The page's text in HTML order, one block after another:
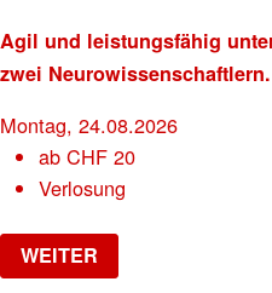
Agil und leistungsfähig
zwei Neurowissenschaftlern.
Montag, 24.08.2026
abCHF 20
Verlosung
WEITER